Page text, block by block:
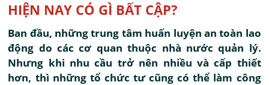
HIỆN NAY CÓ GÌ BẤT CẬP?
Ban đầu, những trung tâm huấn luyện an toàn lao
động do các cơ quan thuộc nhà nước quản lý.
Nhưng khi nhu cầu trở nên nhiều và cấp thiết
hơn, thì những tổ chức tư cũng có thể làm công